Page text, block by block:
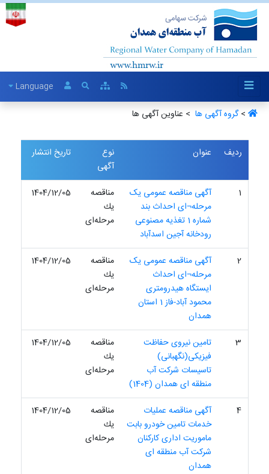
Language
>گروه آگهی ها ‏ > عناوین آگهی ها
ردیف عنوان
نوع
آگهی
تاریخ انتشار
1
آگهی مناقصه عمومی یک
مرحله¬ای احداث بند
شماره 1 تغذیه مصنوعی
رودخانه آجین اسدآباد
مناقصه
یك
مرحله‌ای
1404/12/05
2
آگهی مناقصه عمومی یک
مرحله¬ای احداث
ایستگاه هیدرومتری
محمود آباد-فاز 1 استان
همدان
مناقصه
یك
مرحله‌ای
1404/12/05
3
تامین نیروی حفاظت
فیزیکی(نگهبانی)
تاسیسات شرکت آب
منطقه ای همدان (1404)
مناقصه
یك
مرحله‌ای
1404/12/05
4
آگهی مناقصه عملیات
خدمات تامین خودرو بابت
ماموریت اداری کارکنان
شرکت آب منطقه ای
همدان
مناقصه
یك
مرحله‌ای
1404/12/05